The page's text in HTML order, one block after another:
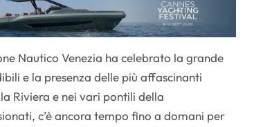
Nautico Venezia ha celebrato la grande
e la presenza delle più affascinanti
Riviera e nei vari pontili della
c’è ancora tempo fino a domani per